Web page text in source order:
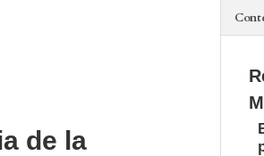
de la